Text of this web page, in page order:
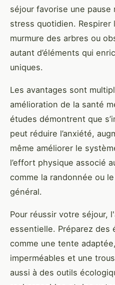
séjour favorise une
stress quotidien. Respirer
murmure des arbres ou
autant d’éléments qui
uniques.
Les avantages sont
amélioration de la santé
études démontrent que
peut réduire l’anxiété,
même améliorer le
l’effort physique associé
comme la randonnée ou
général.
Pour réussir votre séjour,
essentielle. Préparez des
comme une tente
imperméables et une
aussi à des outils